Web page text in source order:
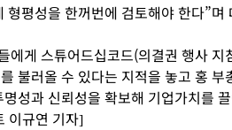
형평성을 한꺼번에 검토해야 한다”며
에게 스튜어드십코드(의결권 행사
불러올 수 있다는 지적을 놓고 홍
성과 신뢰성을 확보해 기업가치를
이규연 기자]